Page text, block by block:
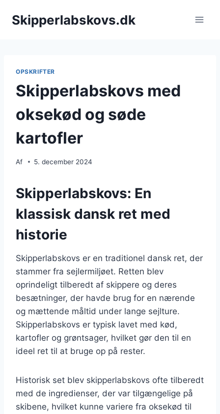
Skipperlabskovs.dk
OPSKRIFTER
Skipperlabskovs med
oksekød og søde
kartofler
Af 5. december 2024
Skipperlabskovs: En
klassisk dansk ret med
historie
Skipperlabskovs er en traditionel dansk ret, der
stammer fra sejlermiljøet. Retten blev
oprindeligt tilberedt af skippere og deres
besætninger, der havde brug for en nærende
og mættende måltid under lange sejlture.
Skipperlabskovs er typisk lavet med kød,
kartofler og grøntsager, hvilket gør den til en
ideel ret til at bruge op på rester.
Historisk set blev skipperlabskovs ofte tilberedt
med de ingredienser, der var tilgængelige på
skibene, hvilket kunne variere fra oksekød til